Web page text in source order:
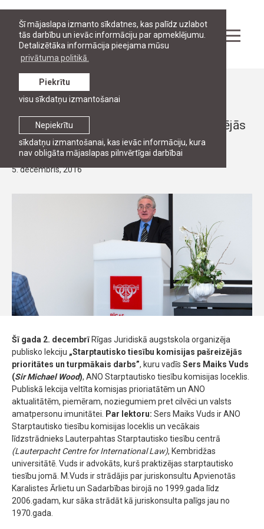
Šī mājaslapa izmanto sīkdatnes, kas palīdz uzlabot
tās darbību un ievāc informāciju par apmeklējumu.
Detalizētāka informācija pieejama mūsu
privātuma politikā.
Nepiekrītu
sīkdatņu izmantošanai, kas ievāc informāciju, kura
nav obligāta mājaslapas pilnvērtīgai darbībai
Piekrītu
visu sīkdatņu izmantošanai
Ziņas
RJA notika publiskā lekcija “ANO
Starptautisko tiesību komisijas pašreizējās
prioritātes un turpmākais darbs”
5. decembris, 2016
Šī gada 2. decembrīRīgas Juridiskā augstskola organizēja
publisko lekciju „Starptautisko tiesību komisijas pašreizējās
prioritātes un turpmākais darbs”, kuru vadīs Sers Maiks Vuds
(Sir Michael Wood), ANO Starptautisko tiesību komisijas loceklis.
Publiskā lekcija veltīta komisjas prioriatātēm un ANO
aktualitātēm, piemēram, noziegumiem pret cilvēci un valsts
amatpersonu imunitātei.
Par lektoru: Sers Maiks Vuds ir ANO
Starptautisko tiesību komisijas loceklis un vecākais
līdzstrādnieks Lauterpahtas Starptautisko tiesību centrā
(Lauterpacht Centre for International Law), Kembridžas
universitātē. Vuds ir advokāts, kurš praktizējas starptautisko
tiesību jomā. M.Vuds ir strādājis par juriskonsultu Apvienotās
Karalistes Ārlietu un Sadarbības birojā no 1999.gada līdz
2006.gadam, kur sāka strādāt kā juriskonsulta palīgs jau no
1970.gada.